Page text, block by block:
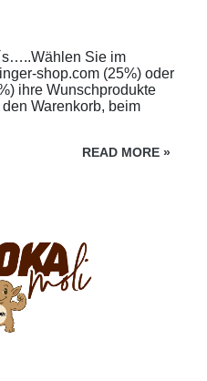
Sie im
shop.com (25%) oder
ihre Wunschprodukte
Warenkorb, beim
READ MORE »